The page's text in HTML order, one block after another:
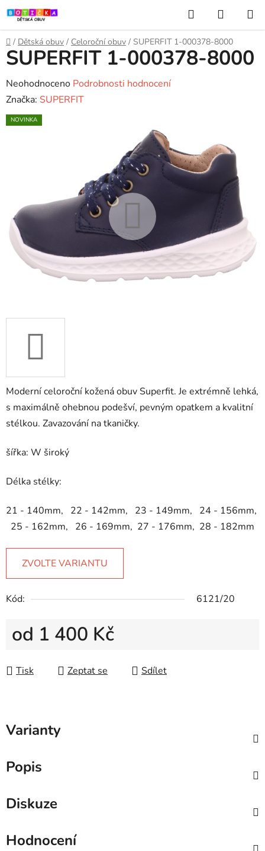
Přejít
na
obsah
Hledat
KOŠÍK
Domů
/ Dětská obuv / Celoroční obuv / SUPERFIT 1-000378-8000
Moderní celoroční kožená obuv Superfit. Je extrémně lehká,
s maximálně ohebnou podešví, pevným opatkem a kvalitní
stélkou. Zavazování na tkaničky.
šířka: W široký
Délka stélky:
21 - 140mm, 22 - 142mm, 23 - 149mm, 24 - 156mm,
25 - 162mm, 26 - 169mm, 27 - 176mm, 28 - 182mm
ZVOLTE VARIANTU
Kód: 6121/20
od 1 400 Kč
Tisk
Zeptat se Sdílet
SUPERFIT 1-000378-8000
Průměrné
hodnocení
produktu
Neohodnoceno Podrobnosti hodnocení
Značka: SUPERFIT
NOVINKA
Varianty
Popis
Diskuze
Hodnocení